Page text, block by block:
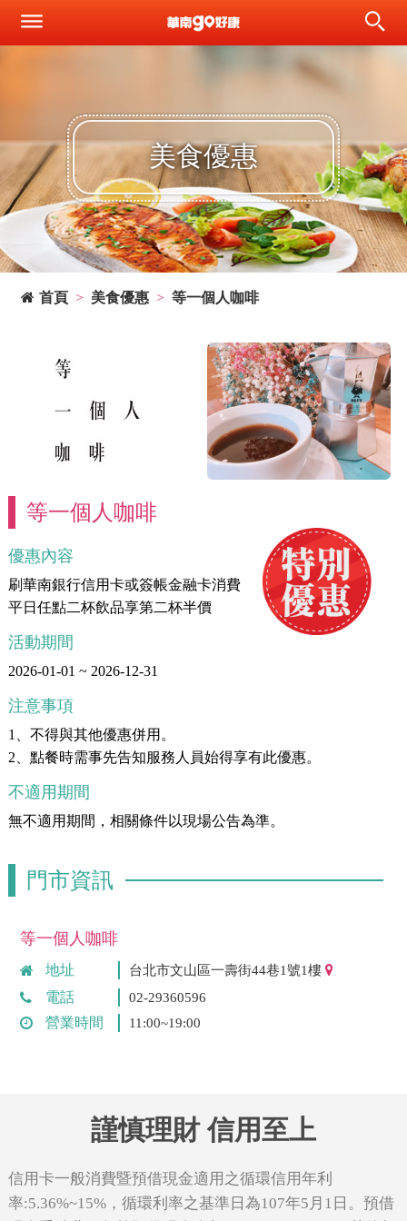
美食優惠
首頁 美食優惠 等一個人咖啡
等一個人咖啡
優惠內容
刷華南銀行信用卡或簽帳金融卡消費
平日任點二杯飲品享第二杯半價
活動期間
2026-01-01 ~ 2026-12-31
注意事項
1、不得與其他優惠併用。
2、點餐時需事先告知服務人員始得享有此優惠。
不適用期間
無不適用期間，相關條件以現場公告為準。
門市資訊
等一個人咖啡
地址 台北市文山區一壽街44巷1號1樓
電話 02-29360596
營業時間 11:00~19:00
謹慎理財 信用至上
信用卡一般消費暨預借現金適用之循環信用年利
率:5.36%~15%，循環利率之基準日為107年5月1日。預借